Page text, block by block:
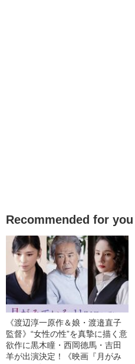
Recommended for you
《渡辺淳一原作＆娘・渡邉直子
監督》“女性の性”を真摯に描く意
欲作に黒木瞳・西岡德馬・吉田
羊が出演決定！《映画『月がみ